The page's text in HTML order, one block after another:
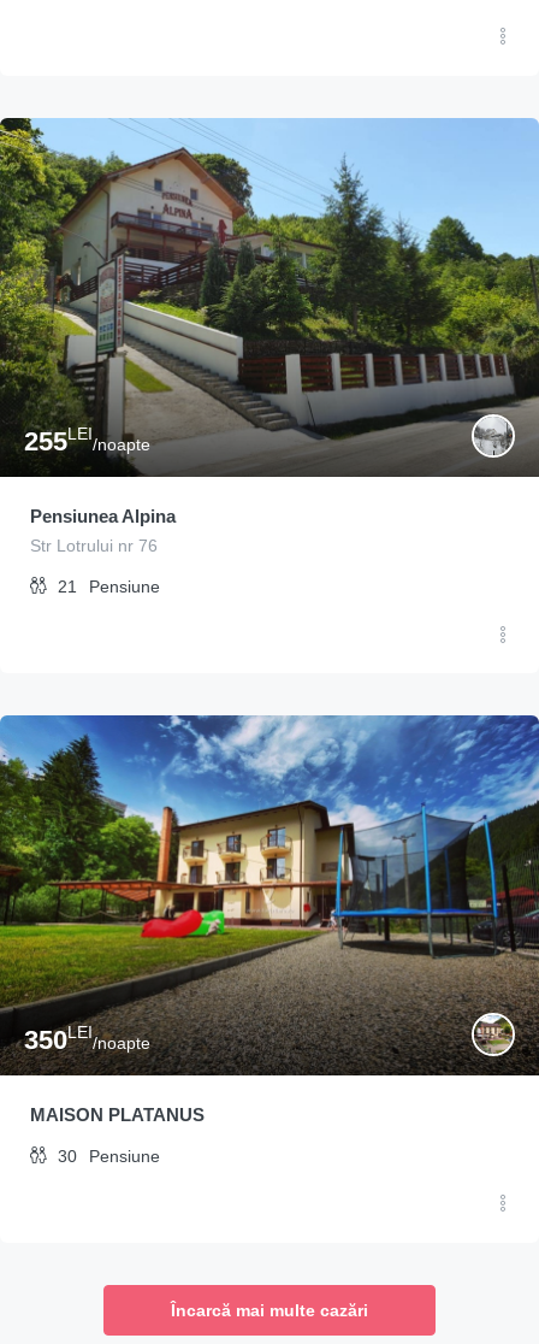
255LEI
/noapte
Pensiunea Alpina
Str Lotrului nr 76
21 Pensiune
350LEI
/noapte
MAISON PLATANUS
30 Pensiune
Încarcă mai multe cazări